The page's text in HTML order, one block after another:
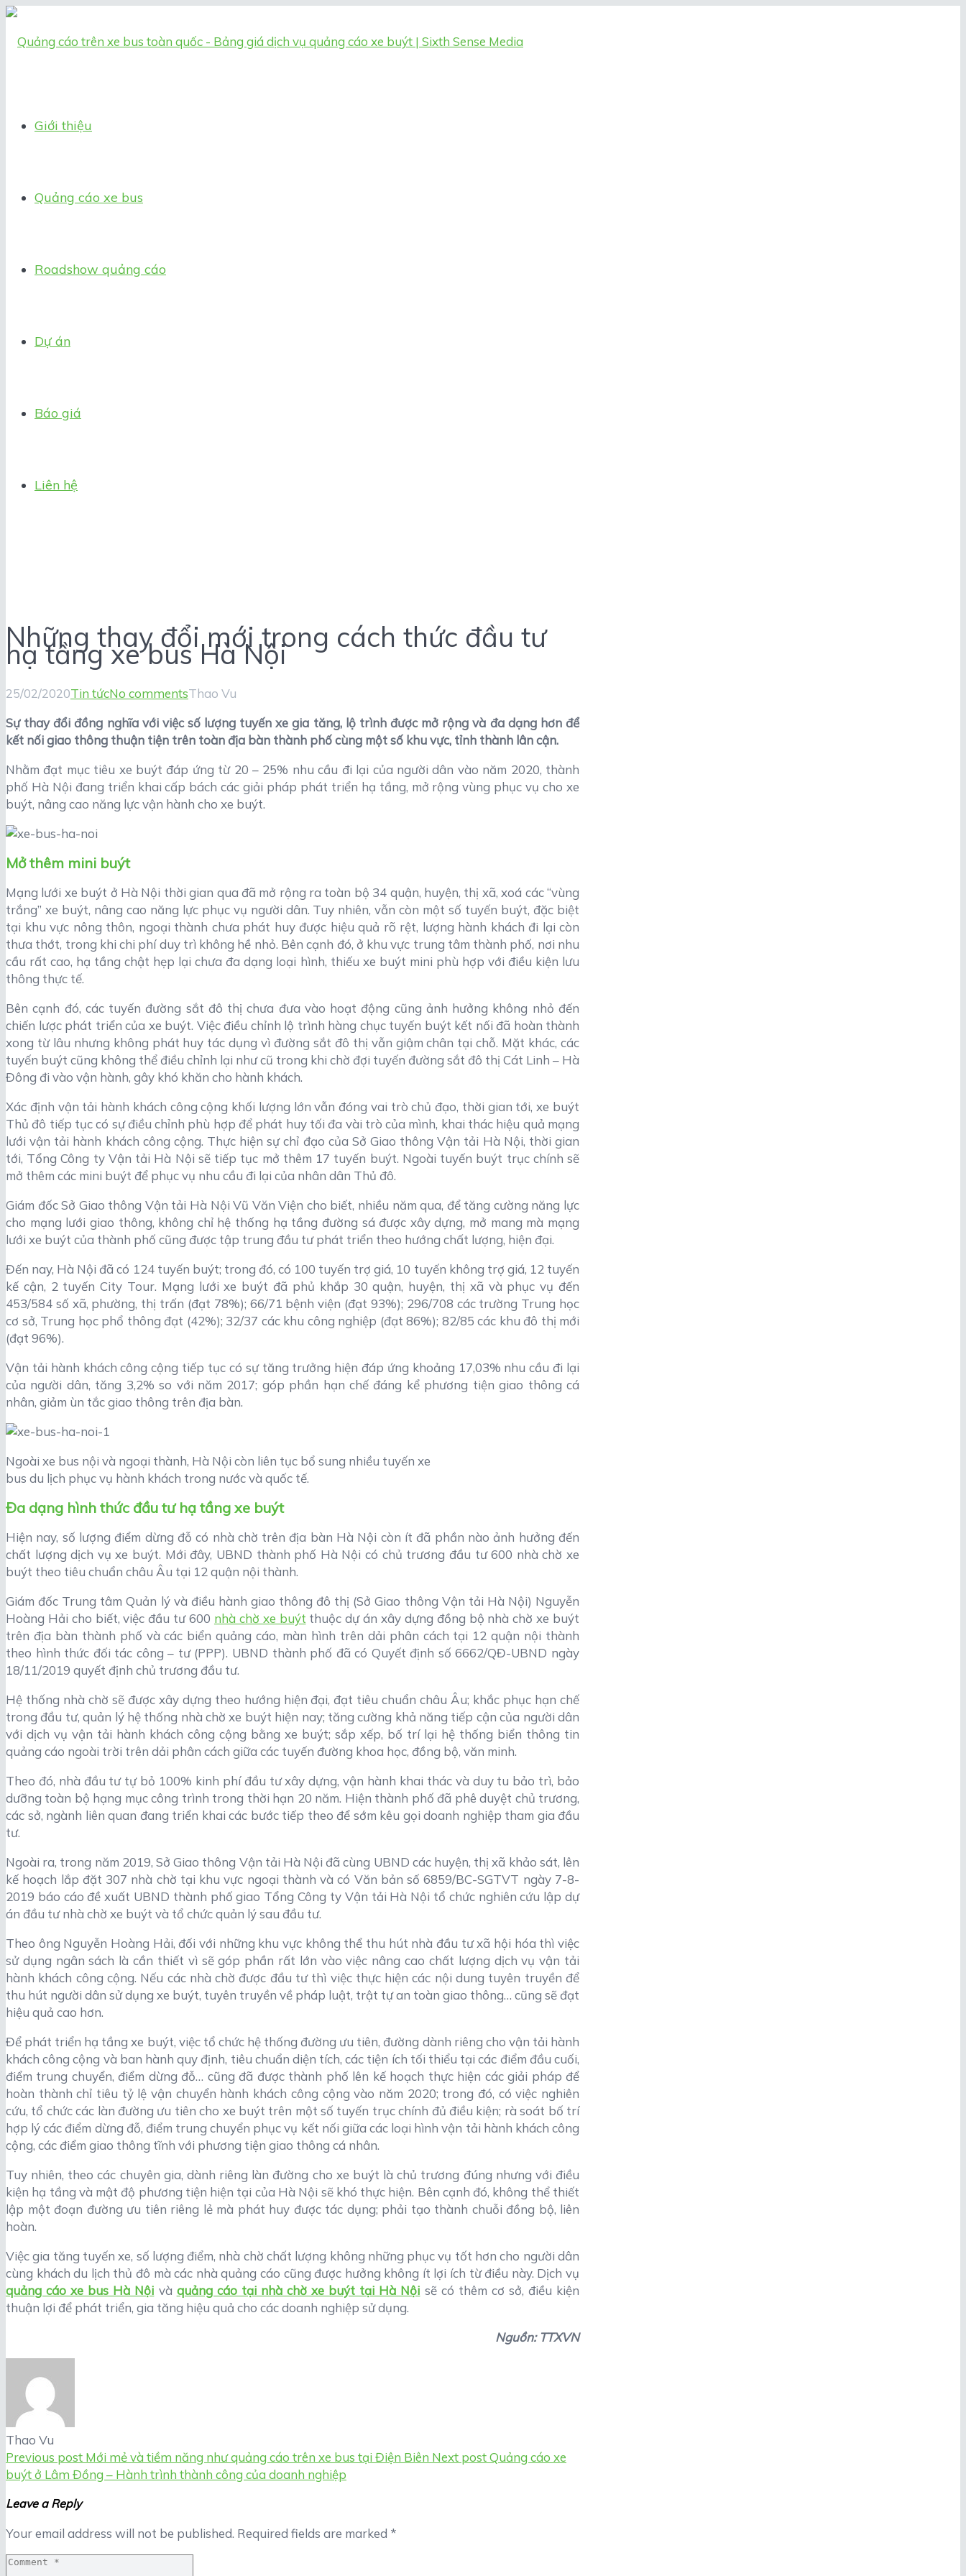
Giới thiệu
Quảng cáo xe bus
Roadshow quảng cáo
Dự án
Báo giá
Liên hệ
Những thay đổi mới trong cách thức đầu tư
hạ tầng xe bus Hà Nội
25/02/2020Tin tứcNo commentsThao Vu
Sự thay đổi đồng nghĩa với việc số lượng tuyến xe gia tăng, lộ trình được mở rộng và đa dạng hơn để
kết nối giao thông thuận tiện trên toàn địa bàn thành phố cùng một số khu vực, tỉnh thành lân cận.
Nhằm đạt mục tiêu xe buýt đáp ứng từ 20 – 25% nhu cầu đi lại của người dân vào năm 2020, thành
phố Hà Nội đang triển khai cấp bách các giải pháp phát triển hạ tầng, mở rộng vùng phục vụ cho xe
buýt, nâng cao năng lực vận hành cho xe buýt.
Mở thêm mini buýt
Mạng lưới xe buýt ở Hà Nội thời gian qua đã mở rộng ra toàn bộ 34 quận, huyện, thị xã, xoá các “vùng
trắng” xe buýt, nâng cao năng lực phục vụ người dân. Tuy nhiên, vẫn còn một số tuyến buýt, đặc biệt
tại khu vực nông thôn, ngoại thành chưa phát huy được hiệu quả rõ rệt, lượng hành khách đi lại còn
thưa thớt, trong khi chi phí duy trì không hề nhỏ. Bên cạnh đó, ở khu vực trung tâm thành phố, nơi nhu
cầu rất cao, hạ tầng chật hẹp lại chưa đa dạng loại hình, thiếu xe buýt mini phù hợp với điều kiện lưu
thông thực tế.
Bên cạnh đó, các tuyến đường sắt đô thị chưa đưa vào hoạt động cũng ảnh hưởng không nhỏ đến
chiến lược phát triển của xe buýt. Việc điều chỉnh lộ trình hàng chục tuyến buýt kết nối đã hoàn thành
xong từ lâu nhưng không phát huy tác dụng vì đường sắt đô thị vẫn giậm chân tại chỗ. Mặt khác, các
tuyến buýt cũng không thể điều chỉnh lại như cũ trong khi chờ đợi tuyến đường sắt đô thị Cát Linh – Hà
Đông đi vào vận hành, gây khó khăn cho hành khách.
Xác định vận tải hành khách công cộng khối lượng lớn vẫn đóng vai trò chủ đạo, thời gian tới, xe buýt
Thủ đô tiếp tục có sự điều chỉnh phù hợp để phát huy tối đa vài trò của mình, khai thác hiệu quả mạng
lưới vận tải hành khách công cộng. Thực hiện sự chỉ đạo của Sở Giao thông Vận tải Hà Nội, thời gian
tới, Tổng Công ty Vận tải Hà Nội sẽ tiếp tục mở thêm 17 tuyến buýt. Ngoài tuyến buýt trục chính sẽ
mở thêm các mini buýt để phục vụ nhu cầu đi lại của nhân dân Thủ đô.
Giám đốc Sở Giao thông Vận tải Hà Nội Vũ Văn Viện cho biết, nhiều năm qua, để tăng cường năng lực
cho mạng lưới giao thông, không chỉ hệ thống hạ tầng đường sá được xây dựng, mở mang mà mạng
lưới xe buýt của thành phố cũng được tập trung đầu tư phát triển theo hướng chất lượng, hiện đại.
Đến nay, Hà Nội đã có 124 tuyến buýt; trong đó, có 100 tuyến trợ giá, 10 tuyến không trợ giá, 12 tuyến
kế cận, 2 tuyến City Tour. Mạng lưới xe buýt đã phủ khắp 30 quận, huyện, thị xã và phục vụ đến
453/584 số xã, phường, thị trấn (đạt 78%); 66/71 bệnh viện (đạt 93%); 296/708 các trường Trung học
cơ sở, Trung học phổ thông đạt (42%); 32/37 các khu công nghiệp (đạt 86%); 82/85 các khu đô thị mới
(đạt 96%).
Vận tải hành khách công cộng tiếp tục có sự tăng trưởng hiện đáp ứng khoảng 17,03% nhu cầu đi lại
của người dân, tăng 3,2% so với năm 2017; góp phần hạn chế đáng kể phương tiện giao thông cá
nhân, giảm ùn tắc giao thông trên địa bàn.
Ngoài xe bus nội và ngoại thành, Hà Nội còn liên tục bổ sung nhiều tuyến xe
bus du lịch phục vụ hành khách trong nước và quốc tế.
Đa dạng hình thức đầu tư hạ tầng xe buýt
Hiện nay, số lượng điểm dừng đỗ có nhà chờ trên địa bàn Hà Nội còn ít đã phần nào ảnh hưởng đến
chất lượng dịch vụ xe buýt. Mới đây, UBND thành phố Hà Nội có chủ trương đầu tư 600 nhà chờ xe
buýt theo tiêu chuẩn châu Âu tại 12 quận nội thành.
Giám đốc Trung tâm Quản lý và điều hành giao thông đô thị (Sở Giao thông Vận tải Hà Nội) Nguyễn
Hoàng Hải cho biết, việc đầu tư 600 nhà chờ xe buýt thuộc dự án xây dựng đồng bộ nhà chờ xe buýt
trên địa bàn thành phố và các biển quảng cáo, màn hình trên dải phân cách tại 12 quận nội thành
theo hình thức đối tác công – tư (PPP). UBND thành phố đã có Quyết định số 6662/QĐ-UBND ngày
18/11/2019 quyết định chủ trương đầu tư.
Hệ thống nhà chờ sẽ được xây dựng theo hướng hiện đại, đạt tiêu chuẩn châu Âu; khắc phục hạn chế
trong đầu tư, quản lý hệ thống nhà chờ xe buýt hiện nay; tăng cường khả năng tiếp cận của người dân
với dịch vụ vận tải hành khách công cộng bằng xe buýt; sắp xếp, bố trí lại hệ thống biển thông tin
quảng cáo ngoài trời trên dải phân cách giữa các tuyến đường khoa học, đồng bộ, văn minh.
Theo đó, nhà đầu tư tự bỏ 100% kinh phí đầu tư xây dựng, vận hành khai thác và duy tu bảo trì, bảo
dưỡng toàn bộ hạng mục công trình trong thời hạn 20 năm. Hiện thành phố đã phê duyệt chủ trương,
các sở, ngành liên quan đang triển khai các bước tiếp theo để sớm kêu gọi doanh nghiệp tham gia đầu
tư.
Ngoài ra, trong năm 2019, Sở Giao thông Vận tải Hà Nội đã cùng UBND các huyện, thị xã khảo sát, lên
kế hoạch lắp đặt 307 nhà chờ tại khu vực ngoại thành và có Văn bản số 6859/BC-SGTVT ngày 7-8-
2019 báo cáo đề xuất UBND thành phố giao Tổng Công ty Vận tải Hà Nội tổ chức nghiên cứu lập dự
án đầu tư nhà chờ xe buýt và tổ chức quản lý sau đầu tư.
Theo ông Nguyễn Hoàng Hải, đối với những khu vực không thể thu hút nhà đầu tư xã hội hóa thì việc
sử dụng ngân sách là cần thiết vì sẽ góp phần rất lớn vào việc nâng cao chất lượng dịch vụ vận tải
hành khách công cộng. Nếu các nhà chờ được đầu tư thì việc thực hiện các nội dung tuyên truyền để
thu hút người dân sử dụng xe buýt, tuyên truyền về pháp luật, trật tự an toàn giao thông… cũng sẽ đạt
hiệu quả cao hơn.
Để phát triển hạ tầng xe buýt, việc tổ chức hệ thống đường ưu tiên, đường dành riêng cho vận tải hành
khách công cộng và ban hành quy định, tiêu chuẩn diện tích, các tiện ích tối thiểu tại các điểm đầu cuối,
điểm trung chuyển, điểm dừng đỗ… cũng đã được thành phố lên kế hoạch thực hiện các giải pháp để
hoàn thành chỉ tiêu tỷ lệ vận chuyển hành khách công cộng vào năm 2020; trong đó, có việc nghiên
cứu, tổ chức các làn đường ưu tiên cho xe buýt trên một số tuyến trục chính đủ điều kiện; rà soát bố trí
hợp lý các điểm dừng đỗ, điểm trung chuyển phục vụ kết nối giữa các loại hình vận tải hành khách công
cộng, các điểm giao thông tĩnh với phương tiện giao thông cá nhân.
Tuy nhiên, theo các chuyên gia, dành riêng làn đường cho xe buýt là chủ trương đúng nhưng với điều
kiện hạ tầng và mật độ phương tiện hiện tại của Hà Nội sẽ khó thực hiện. Bên cạnh đó, không thể thiết
lập một đoạn đường ưu tiên riêng lẻ mà phát huy được tác dụng; phải tạo thành chuỗi đồng bộ, liên
hoàn.
Việc gia tăng tuyến xe, số lượng điểm, nhà chờ chất lượng không những phục vụ tốt hơn cho người dân
cùng khách du lịch thủ đô mà các nhà quảng cáo cũng được hưởng không ít lợi ích từ điều này. Dịch vụ
quảng cáo xe bus Hà Nội và quảng cáo tại nhà chờ xe buýt tại Hà Nội sẽ có thêm cơ sở, điều kiện
thuận lợi để phát triển, gia tăng hiệu quả cho các doanh nghiệp sử dụng.
Nguồn: TTXVN
Thao Vu
Previous post Mới mẻ và tiềm năng như quảng cáo trên xe bus tại Điện Biên Next postQuảng cáo xe
buýt ở Lâm Đồng – Hành trình thành công của doanh nghiệp
Leave a Reply
Your email address will not be published. Required fields are marked *